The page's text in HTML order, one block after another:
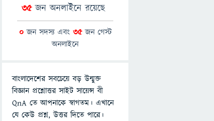
35জন অনলাইনে রয়েছে
0জন সদস্য এবং 35জন গেস্ট
অনলাইনে
বাংলাদেশের সবচেয়ে বড় উন্মুক্ত
বিজ্ঞান প্রশ্নোত্তর সাইট সায়েন্স বী
QnA তে আপনাকে স্বাগতম। এখানে
যে কেউ প্রশ্ন, উত্তর দিতে পারে।